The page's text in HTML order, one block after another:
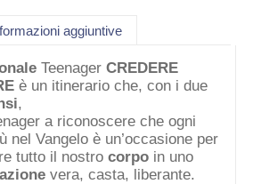
aggiuntive
Teenager CREDERE
è un itinerario che, con i due
,
a riconoscere che ogni
nel Vangelo è un’occasione per
tutto il nostro corpoin uno
vera, casta, liberante.